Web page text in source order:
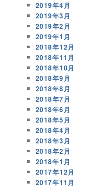
2019年4月
2019年3月
2019年2月
2019年1月
2018年12月
2018年11月
2018年10月
2018年9月
2018年8月
2018年7月
2018年6月
2018年5月
2018年4月
2018年3月
2018年2月
2018年1月
2017年12月
2017年11月